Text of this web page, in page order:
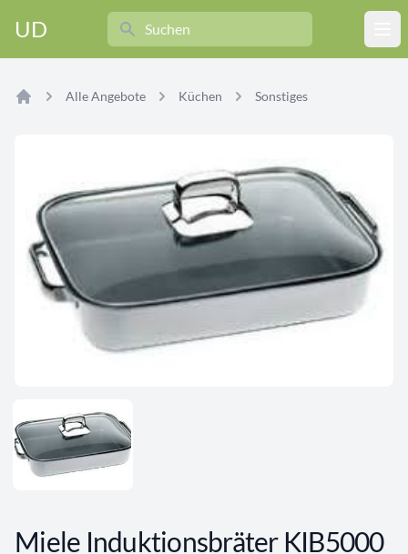
UD
Search
Alle Angebote Küchen Sonstiges
Miele Induktionsbräter KIB5000